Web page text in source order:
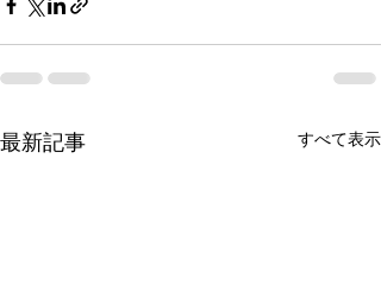
最新記事 すべて表示